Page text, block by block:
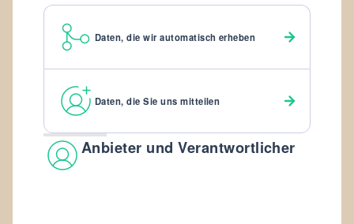
Daten, die wir automatisch erheben
Daten, die Sie uns mitteilen
Anbieter und Verantwortlicher